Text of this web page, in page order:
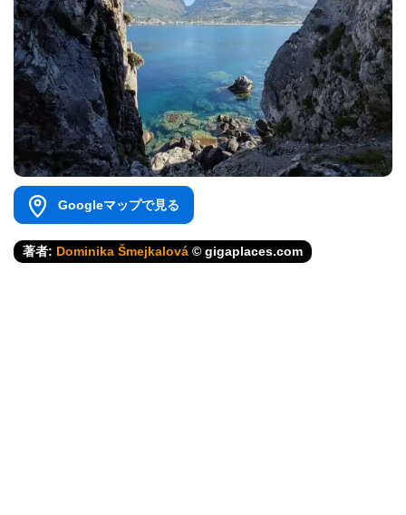
Googleマップで見る
著者: Dominika Šmejkalová © gigaplaces.com